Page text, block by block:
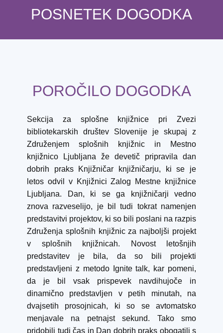
POSNETEK DOGODKA
POROČILO DOGODKA
Sekcija za splošne knjižnice pri Zvezi
bibliotekarskih društev Slovenije je skupaj z
Združenjem splošnih knjižnic in Mestno
knjižnico Ljubljana že devetič pripravila dan
dobrih praks Knjižničar knjižničarju, ki se je
letos odvil v Knjižnici Zalog Mestne knjižnice
Ljubljana. Dan, ki se ga knjižničarji vedno
znova razveselijo, je bil tudi tokrat namenjen
predstavitvi projektov, ki so bili poslani na razpis
Združenja splošnih knjižnic za najboljši projekt
v splošnih knjižnicah. Novost letošnjih
predstavitev je bila, da so bili projekti
predstavljeni z metodo Ignite talk, kar pomeni,
da je bil vsak prispevek navdihujoče in
dinamično predstavljen v petih minutah, na
dvajsetih prosojnicah, ki so se avtomatsko
menjavale na petnajst sekund. Tako smo
pridobili tudi čas in Dan dobrih praks obogatili s